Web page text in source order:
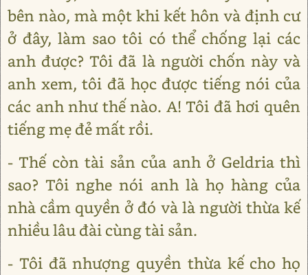
bên nào, mà một khi kết hôn và định cư
ở đây, làm sao tôi có thể chống lại các
anh được? Tôi đã là người chốn này và
anh xem, tôi đã học được tiếng nói của
các anh như thế nào. A! Tôi đã hơi quên
tiếng mẹ đẻ mất rồi.
- Thế còn tài sản của anh ở Geldria thì
sao? Tôi nghe nói anh là họ hàng của
nhà cầm quyền ở đó và là người thừa kế
nhiều lâu đài cùng tài sản.
- Tôi đã nhượng quyền thừa kế cho họ